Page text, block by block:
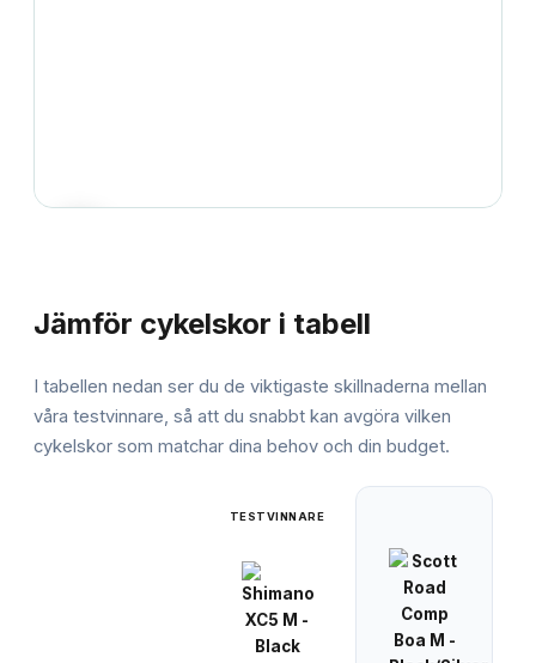
Jämför cykelskor i tabell
I tabellen nedan ser du de viktigaste skillnaderna mellan
våra testvinnare, så att du snabbt kan avgöra vilken
cykelskor som matchar dina behov och din budget.
TESTVINNARE